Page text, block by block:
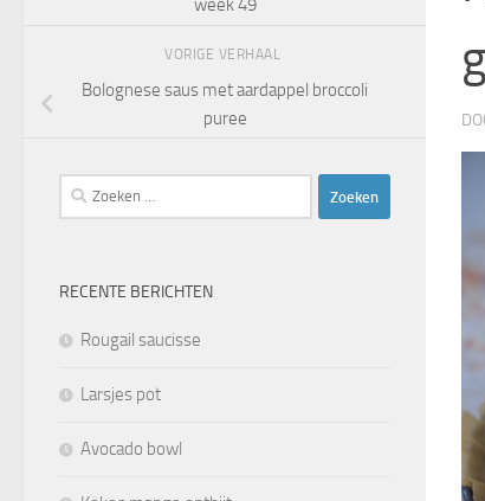
week 49
VORIGE VERHAAL
Bolognese saus met aardappel broccoli
puree
Zoeken
naar:
RECENTE BERICHTEN
Rougail saucisse
Larsjes pot
Avocado bowl